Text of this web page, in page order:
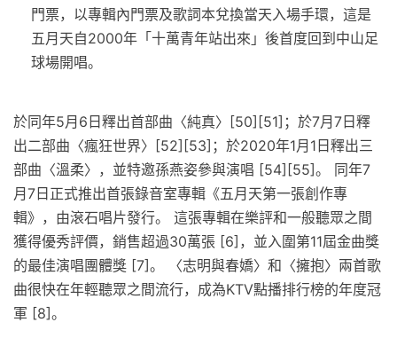
門票，以專輯內門票及歌詞本兌換當天入場手環，這是
五月天自2000年「十萬青年站出來」後首度回到中山足
球場開唱。
於同年5月6日釋出首部曲〈純真〉[50][51]；於7月7日釋
出二部曲〈瘋狂世界〉[52][53]；於2020年1月1日釋出三
部曲〈溫柔〉，並特邀孫燕姿參與演唱 [54][55]。 同年7
月7日正式推出首張錄音室專輯《五月天第一張創作專
輯》，由滾石唱片發行。 這張專輯在樂評和一般聽眾之間
獲得優秀評價，銷售超過30萬張 [6]，並入圍第11屆金曲獎
的最佳演唱團體獎 [7]。 〈志明與春嬌〉和〈擁抱〉兩首歌
曲很快在年輕聽眾之間流行，成為KTV點播排行榜的年度冠
軍 [8]。